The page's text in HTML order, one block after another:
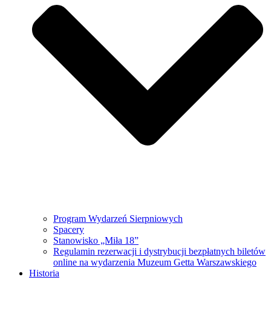
Program Wydarzeń Sierpniowych
Spacery
Stanowisko „Miła 18”
Regulamin rezerwacji i dystrybucji bezpłatnych biletów
online na wydarzenia Muzeum Getta Warszawskiego
Historia